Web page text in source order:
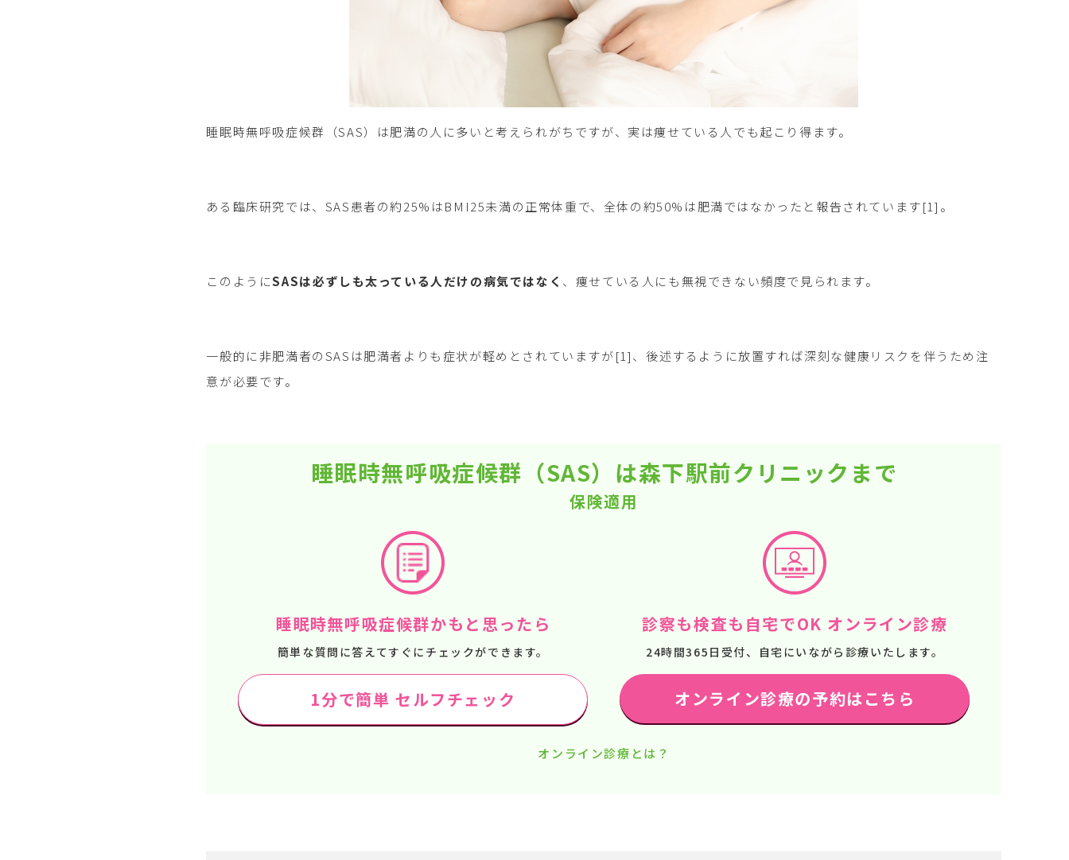
睡眠時無呼吸症候群（SAS）は肥満の人に多いと考えられがちですが、実は痩せている人でも起こり得ます。
ある臨床研究では、SAS患者の約25%はBMI25未満の正常体重で、全体の約50%は肥満ではなかったと報告されています[1]。
このようにSASは必ずしも太っている人だけの病気ではなく 、痩せている人にも無視できない頻度で見られます。
一般的に非肥満者のSASは肥満者よりも症状が軽めとされていますが[1]、後述するように放置すれば深刻な健康リスクを伴うため注
意が必要です。
睡眠時無呼吸症候群（SAS）は森下駅前クリニックまで
保険適用
睡眠時無呼吸症候群かもと思ったら
簡単な質問に答えてすぐにチェックができます。
1分で簡単 セルフチェック
診察も検査も自宅でOK オンライン診療
24時間365日受付、自宅にいながら診療いたします。
オンライン診療の予約はこちら
オンライン診療とは？